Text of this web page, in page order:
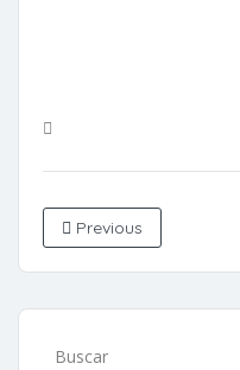
Previous
Buscar